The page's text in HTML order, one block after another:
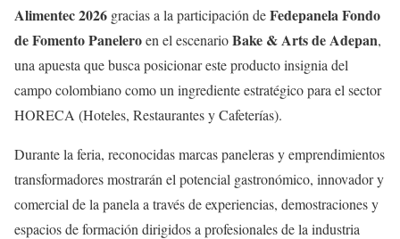
Alimentec 2026 gracias a la participación deFedepanela Fondo
de Fomento Paneleroen el escenarioBake & Arts de Adepan,
una apuesta que busca posicionar este producto insignia del
campo colombiano como un ingrediente estratégico para el sector
HORECA (Hoteles, Restaurantes y Cafeterías).
Durante la feria, reconocidas marcas paneleras y emprendimientos
transformadores mostrarán el potencial gastronómico, innovador y
comercial de la panela a través de experiencias, demostraciones y
espacios de formación dirigidos a profesionales de la industria